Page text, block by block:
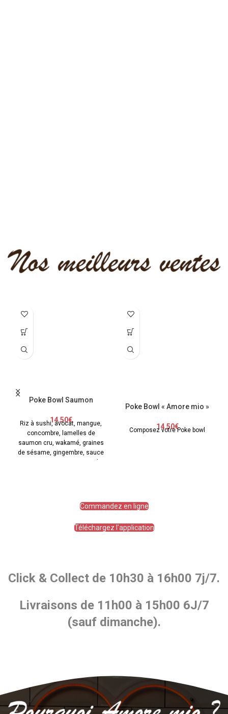
Poke Bowl Saumon
14.50€
Riz à sushi, avocat, mangue,
concombre, lamelles de
saumon cru, wakamé, graines
de sésame, gingembre, sauce
Poke Bowl « Amore mio »
14.50€
Composez votre Poke bowl
Commandez en ligne
Téléchargez l'application
Click & Collect de 10h30 à 16h00 7j/7.
Livraisons de 11h00 à 15h00 6J/7
(sauf dimanche).